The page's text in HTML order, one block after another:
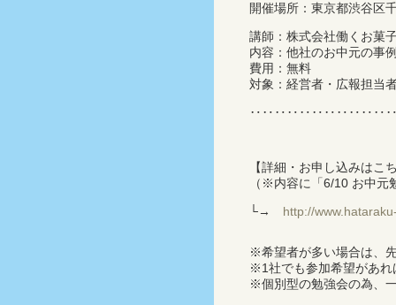
開催場所：東京都渋谷区
講師：株式会社働くお菓
内容：他社のお中元の事
費用：無料
対象：経営者・広報担当
【詳細・お申し込みはこ
（※内容に「6/10 お中元
└→ http://
※希望者が多い場合は、
※1社でも参加希望があれ
※個別型の勉強会の為、